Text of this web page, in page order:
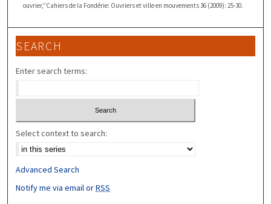
ouvrier,”Cahiers de la Fondérie: Ouvriers et ville en mouvements 36 (2009): 25-30.
SEARCH
Enter search terms:
Select context to search:
Advanced Search
Notify me via email orRSS